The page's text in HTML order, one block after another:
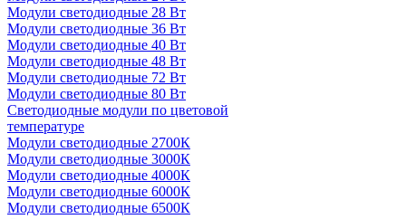
Модули светодиодные 28 Вт
Модули светодиодные 36 Вт
Модули светодиодные 40 Вт
Модули светодиодные 48 Вт
Модули светодиодные 72 Вт
Модули светодиодные 80 Вт
Светодиодные модули по цветовой
температуре
Модули светодиодные 2700К
Модули светодиодные 3000К
Модули светодиодные 4000К
Модули светодиодные 6000К
Модули светодиодные 6500К